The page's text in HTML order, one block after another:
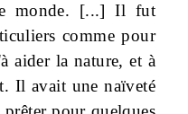
monde. [...] Il fut
comme pour
aider la nature, et à
Il avait une naïveté